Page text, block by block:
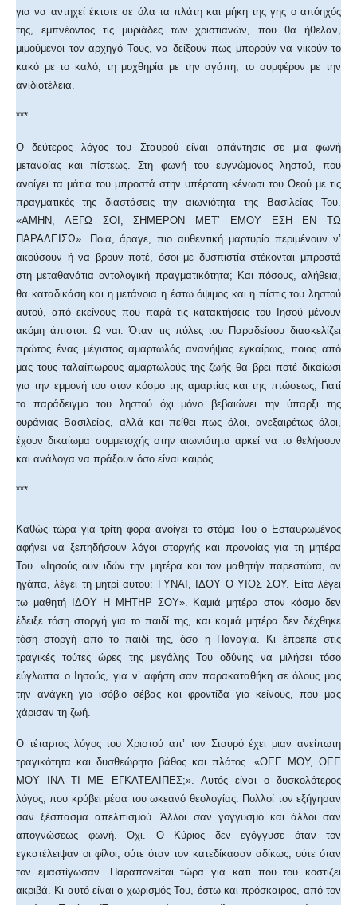
για να αντηχεί έκτοτε σε όλα τα πλάτη και μήκη της γης ο απόηχός
της, εμπνέοντος τις μυριάδες των χριστιανών, που θα ήθελαν,
μιμούμενοι τον αρχηγό Τους, να δείξουν πως μπορούν να νικούν το
κακό με το καλό, τη μοχθηρία με την αγάπη, το συμφέρον με την
ανιδιοτέλεια.
***
Ο δεύτερος λόγος του Σταυρού είναι απάντησις σε μια φωνή
μετανοίας και πίστεως. Στη φωνή του ευγνώμονος ληστού, που
ανοίγει τα μάτια του μπροστά στην υπέρτατη κένωσι του Θεού με τις
πραγματικές της διαστάσεις την αιωνιότητα της Βασιλείας Του.
«ΑΜΗΝ, ΛΕΓΩ ΣΟΙ, ΣΗΜΕΡΟΝ MET’ ΕΜΟΥ ΕΣΗ ΕΝ ΤΩ
ΠΑΡΑΔΕΙΣΩ». Ποια, άραγε, πιο αυθεντική μαρτυρία περιμένουν ν’
ακούσουν ή να βρουν ποτέ, όσοι με δυσπιστία στέκονται μπροστά
στη μεταθανάτια οντολογική πραγματικότητα; Και πόσους, αλήθεια,
θα καταδικάση και η μετάνοια η έστω όψιμος και η πίστις του ληστού
αυτού, από εκείνους που παρά τις κατακτήσεις του Ιησού μένουν
ακόμη άπιστοι. Ω ναι. Όταν τις πύλες του Παραδείσου διασκελίζει
πρώτος ένας μέγιστος αμαρτωλός ανανήψας εγκαίρως, ποιος από
μας τους ταλαίπωρους αμαρτωλούς της ζωής θα βρει ποτέ δικαίωσι
για την εμμονή του στον κόσμο της αμαρτίας και της πτώσεως; Γιατί
το παράδειγμα του ληστού όχι μόνο βεβαιώνει την ύπαρξι της
ουράνιας Βασιλείας, αλλά και πείθει πως όλοι, ανεξαιρέτως όλοι,
έχουν δικαίωμα συμμετοχής στην αιωνιότητα αρκεί να το θελήσουν
και ανάλογα να πράξουν όσο είναι καιρός.
***
Καθώς τώρα για τρίτη φορά ανοίγει το στόμα Του ο Εσταυρωμένος
αφήνει να ξεπηδήσουν λόγοι στοργής και προνοίας για τη μητέρα
Του. «Ιησούς ουν ιδών την μητέρα και τον μαθητήν παρεστώτα, ον
ηγάπα, λέγει τη μητρί αυτού: ΓΥΝΑΙ, ΙΔΟΥ Ο ΥΙΟΣ ΣΟΥ. Είτα λέγει
τω μαθητή ΙΔΟΥ Η ΜΗΤΗΡ ΣΟΥ». Καμιά μητέρα στον κόσμο δεν
έδειξε τόση στοργή για το παιδί της, και καμιά μητέρα δεν δέχθηκε
τόση στοργή από το παιδί της, όσο η Παναγία. Κι έπρεπε στις
τραγικές τούτες ώρες της μεγάλης Του οδύνης να μιλήσει τόσο
εύγλωττα ο Ιησούς, για ν’ αφήση σαν παρακαταθήκη σε όλους μας
την ανάγκη για ισόβιο σέβας και φροντίδα για κείνους, που μας
χάρισαν τη ζωή.
Ο τέταρτος λόγος του Χριστού απ’ τον Σταυρό έχει μιαν ανείπωτη
τραγικότητα και δυσθεώρητο βάθος και πλάτος. «ΘΕΕ ΜΟΥ, ΘΕΕ
ΜΟΥ ΙΝΑ ΤΙ ΜΕ ΕΓΚΑΤΕΛΙΠΕΣ;». Αυτός είναι ο δυσκολότερος
λόγος, που κρύβει μέσα του ωκεανό θεολογίας. Πολλοί τον εξήγησαν
σαν ξέσπασμα απελπισμού. Άλλοι σαν γογγυσμό και άλλοι σαν
απογνώσεως φωνή. Όχι. Ο Κύριος δεν εγόγγυσε όταν τον
εγκατέλειψαν οι φίλοι, ούτε όταν τον κατεδίκασαν αδίκως, ούτε όταν
τον εμαστίγωσαν. Παραπονείται τώρα για κάτι που του κοστίζει
ακριβά. Κι αυτό είναι ο χωρισμός Του, έστω και πρόσκαιρος, από τον